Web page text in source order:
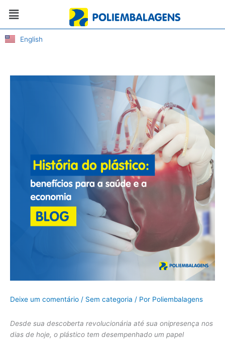
para
o
conteúdo
Menu
English
Deixe um comentário / Sem categoria / Por Poliembalagens
Desde sua descoberta revolucionária até sua onipresença nos
dias de hoje, o plástico tem desempenhado um papel